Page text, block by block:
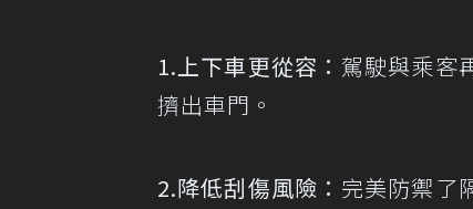
1.上下車更從容： 駕駛與乘客
擠出車門。
2.降低刮傷風險： 完美防禦了